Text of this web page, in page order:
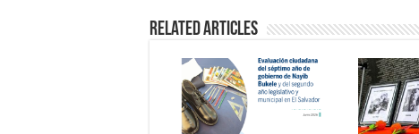
Related Articles